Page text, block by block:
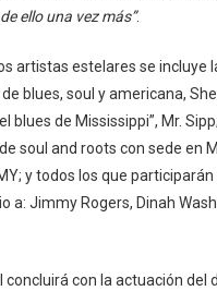
ello una vez más”.
artistas estelares se incluye
blues, soul y americana,
blues de Mississippi”, Mr.
soul and roots con sede en
y todos los que
a: Jimmy Rogers, Dinah
concluirá con la actuación del